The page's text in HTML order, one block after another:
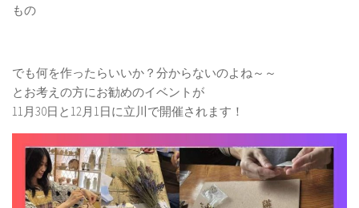
のぞみレシピ
名畑のぞみについて
自己紹介
雑記
お問合せ
もの
でも何を作ったらいいか？分からないのよね～～
とお考えの方にお勧めのイベントが
11月30日と12月1日に立川で開催されます！